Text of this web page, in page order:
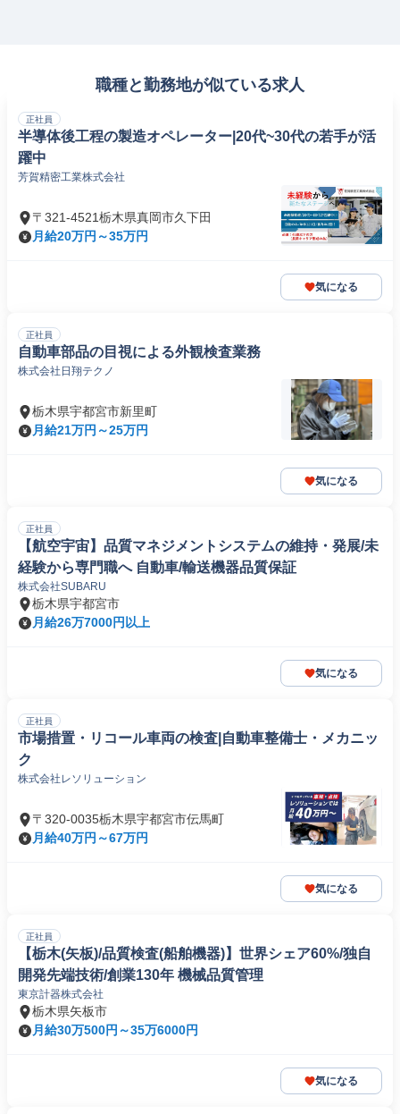
職種と勤務地が似ている求人
正社員
半導体後工程の製造オペレーター|20代~30代の若手が活
躍中
芳賀精密工業株式会社
〒321-4521栃木県真岡市久下田
月給20万円～35万円
気になる
正社員
自動車部品の目視による外観検査業務
株式会社日翔テクノ
栃木県宇都宮市新里町
月給21万円～25万円
気になる
正社員
【航空宇宙】品質マネジメントシステムの維持・発展/未
経験から専門職へ 自動車/輸送機器品質保証
株式会社SUBARU
栃木県宇都宮市
月給26万7000円以上
気になる
正社員
市場措置・リコール車両の検査|自動車整備士・メカニッ
ク
株式会社レソリューション
〒320-0035栃木県宇都宮市伝馬町
月給40万円～67万円
気になる
正社員
【栃木(矢板)/品質検査(船舶機器)】世界シェア60%/独自
開発先端技術/創業130年 機械品質管理
東京計器株式会社
栃木県矢板市
月給30万500円～35万6000円
気になる